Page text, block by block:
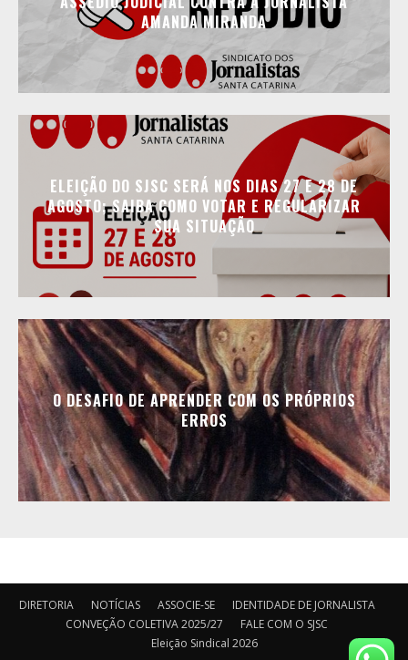
AMANDA MIRANDA
ELEIÇÃO DO SJSC SERÁ NOS DIAS 27 E 28 DE
AGOSTO; SAIBA COMO VOTAR E REGULARIZAR
SUA SITUAÇÃO
O DESAFIO DE APRENDER COM OS PRÓPRIOS
ERROS
DIRETORIA NOTÍCIAS ASSOCIE-SE
IDENTIDADE DE JORNALISTA
CONVEÇÃO COLETIVA 2025/27
FALE COM O SJSC
Eleição Sindical 2026